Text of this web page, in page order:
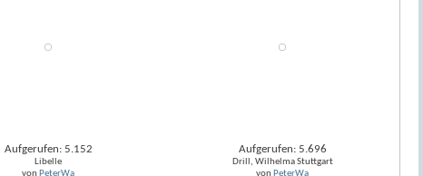
Aufgerufen: 5.152
Libelle
von PeterWa
Aufgerufen: 5.696
Drill, Wilhelma Stuttgart
von PeterWa